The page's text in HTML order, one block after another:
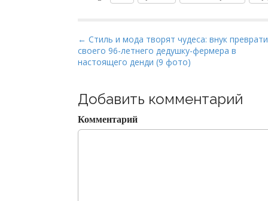
P
o
n
a
v
← Стиль и мода творят чудеса: внук
своего 96-летнего дедушку-фермера в
настоящего денди (9 фото)
Добавить комментарий
Комментарий